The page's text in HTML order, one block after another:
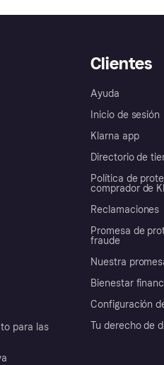
para las
Clientes
Ayuda
Inicio de sesión
Klarna app
Directorio de
Política de
comprador de
Reclamaciones
Promesa de
fraude
Nuestra
Bienestar
Configuración
Tu derecho de